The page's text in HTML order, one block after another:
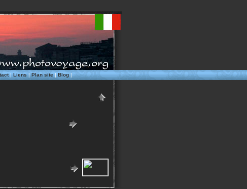
|Liens|Plan site|Blog|